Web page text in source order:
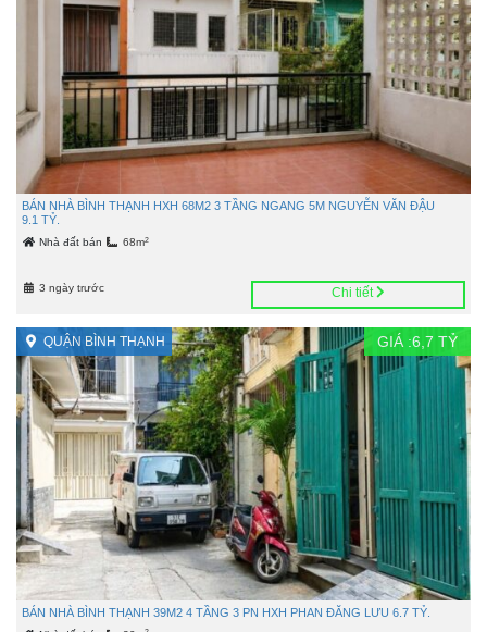
BÁN NHÀ BÌNH THẠNH HXH 68M2 3 TẦNG NGANG 5M NGUYỄN VĂN ĐẬU
9.1 TỶ.
Nhà đất bán 68m2
3 ngày trước Chi tiết
QUẬN BÌNH THẠNH GIÁ :6,7 TỶ
BÁN NHÀ BÌNH THẠNH 39M2 4 TẦNG 3 PN HXH PHAN ĐĂNG LƯU 6.7 TỶ.